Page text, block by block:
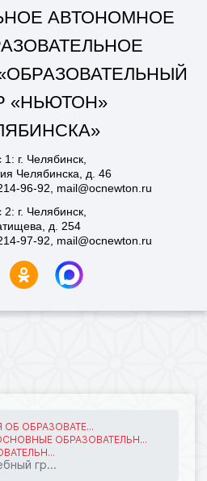
д. 46
ОБ ОБРАЗОВАТЕ...
ОБРАЗОВАТЕЛЬН...
гр...